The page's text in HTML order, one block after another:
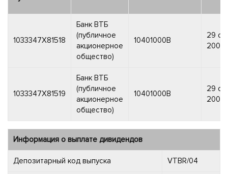
1033347X81518
Банк ВТБ
(публичное
акционерное
общество)
10401000B
29
2006
1033347X81519
Банк ВТБ
(публичное
акционерное
общество)
10401000B
29
2006
Информация о выплате дивидендов
Депозитарный код выпуска VTBR/04